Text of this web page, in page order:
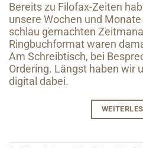
Bereits zu Filofax-Zeiten
unsere Wochen und
schlau gemachten
Ringbuchformat waren
Am Schreibtisch, bei
Ordering. Längst haben wir
digital dabei.